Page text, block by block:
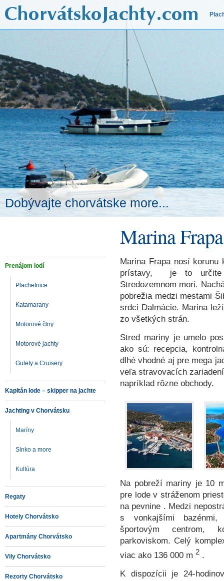
Dobývajte chorvátske more...
Marina
Prenájom lodí
Plachetnice
Katamarany
Motorové člny
Motorové jachty
Gulety a Cruisery
Kapitán lode – skipper na jachte
Jachting v Chorvátsku
Maríny
Slnko a more
Kultúra
Regaty
Hotely Chorvátsko
Apartmány Chorvátsko
Vily Chorvátsko
Rezorty Chorvátsko
Marina Frapa nosí
prístavy, je to určite
Stredozemnom mori.
pobrežia medzi mestami
srdci Dalmácie. Marina
zo všetkých strán.
Stred mariny je umelo
ako sú: recepcia,
dlhé vhodné aj pre mega
veľa stravovacích
napríklad rôzne obchody.
Na pobreží mariny je 10
pre lode v stráženom
na pevnine . Medzi
s vonkajšími bazénmi,
športovým centrom,
parkoviskom. Celý
viac ako 136 000 m 2 .
K dispozícii je 24-